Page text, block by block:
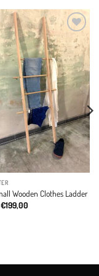
Add to
wishlist
Wooden Clothes Ladder
€199,00Price